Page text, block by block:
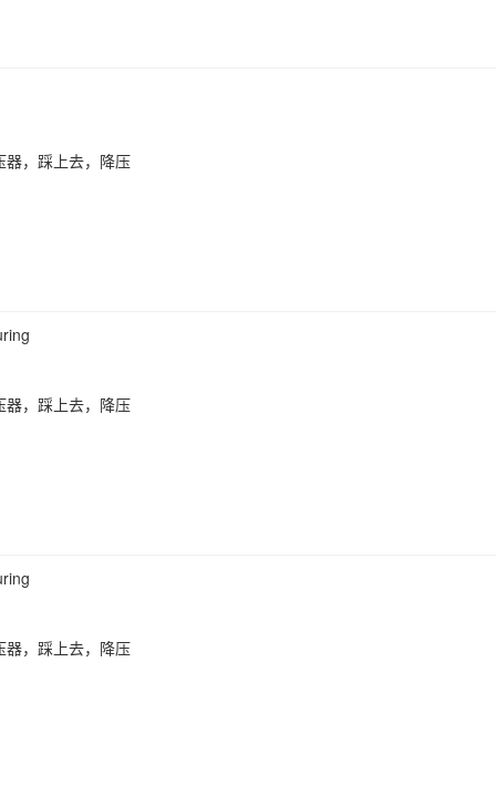
器，踩上去，降压
器，踩上去，降压
器，踩上去，降压